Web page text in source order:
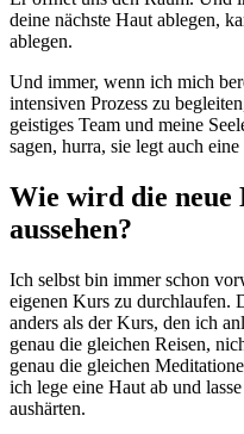
deine nächste Haut ablegen,
ablegen.
Und immer, wenn ich mich
intensiven Prozess zu
geistiges Team und meine
sagen, hurra, sie legt auch
Wie wird die neue
aussehen?
Ich selbst bin immer schon
eigenen Kurs zu durchlaufen.
anders als der Kurs, den ich
genau die gleichen Reisen,
genau die gleichen
ich lege eine Haut ab und
aushärten.